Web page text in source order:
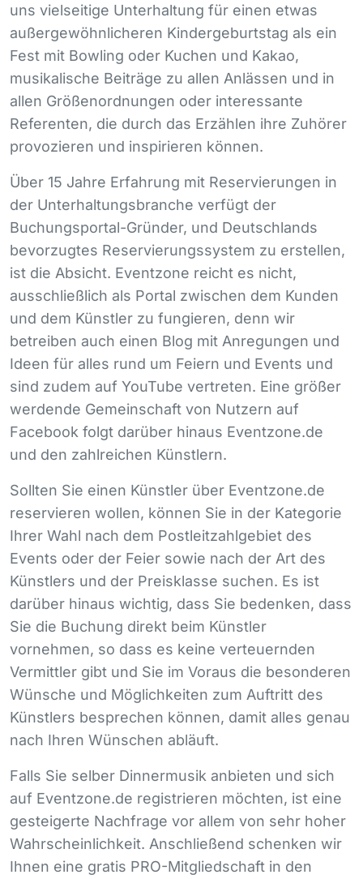
uns vielseitige Unterhaltung für einen etwas
außergewöhnlicheren Kindergeburtstag als ein
Fest mit Bowling oder Kuchen und Kakao,
musikalische Beiträge zu allen Anlässen und in
allen Größenordnungen oder interessante
Referenten, die durch das Erzählen ihre Zuhörer
provozieren und inspirieren können.
Über 15 Jahre Erfahrung mit Reservierungen in
der Unterhaltungsbranche verfügt der
Buchungsportal-Gründer, und Deutschlands
bevorzugtes Reservierungssystem zu erstellen,
ist die Absicht. Eventzone reicht es nicht,
ausschließlich als Portal zwischen dem Kunden
und dem Künstler zu fungieren, denn wir
betreiben auch einen Blog mit Anregungen und
Ideen für alles rund um Feiern und Events und
sind zudem auf YouTube vertreten. Eine größer
werdende Gemeinschaft von Nutzern auf
Facebook folgt darüber hinaus Eventzone.de
und den zahlreichen Künstlern.
Sollten Sie einen Künstler über Eventzone.de
reservieren wollen, können Sie in der Kategorie
Ihrer Wahl nach dem Postleitzahlgebiet des
Events oder der Feier sowie nach der Art des
Künstlers und der Preisklasse suchen. Es ist
darüber hinaus wichtig, dass Sie bedenken, dass
Sie die Buchung direkt beim Künstler
vornehmen, so dass es keine verteuernden
Vermittler gibt und Sie im Voraus die besonderen
Wünsche und Möglichkeiten zum Auftritt des
Künstlers besprechen können, damit alles genau
nach Ihren Wünschen abläuft.
Falls Sie selber Dinnermusik anbieten und sich
auf Eventzone.de registrieren möchten, ist eine
gesteigerte Nachfrage vor allem von sehr hoher
Wahrscheinlichkeit. Anschließend schenken wir
Ihnen eine gratis PRO-Mitgliedschaft in den